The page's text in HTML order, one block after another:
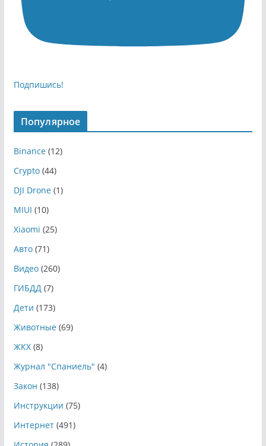
Подпишись!
Популярное
Binance(12)
Crypto(44)
DJI Drone(1)
MIUI (10)
Xiaomi (25)
Авто(71)
Видео(260)
ГИБДД (7)
Дети (173)
Животные(69)
ЖКХ(8)
Журнал "Спаниель" (4)
Закон (138)
Инструкции (75)
Интернет(491)